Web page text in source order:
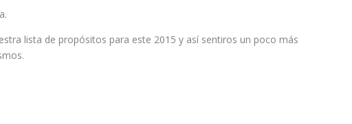
lista de propósitos para este 2015 y así sentiros un poco más